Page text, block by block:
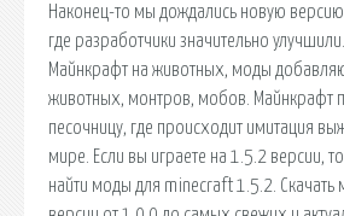
Наконец-то мы дождались новую
где разработчики значительно
Майнкрафт на животных, моды
животных, монтров, мобов. Майнкрафт
песочницу, где происходит имитация
мире. Если вы играете на 1.5.2 версии,
найти моды для minecraft 1.5.2. Скачать